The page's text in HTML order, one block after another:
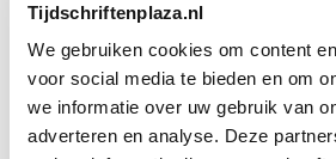
Tijdschriftenplaza.nl
We gebruiken cookies om content
voor social media te bieden en om
we informatie over uw gebruik van
adverteren en analyse. Deze
leesplezier – Een
Party + Weekend